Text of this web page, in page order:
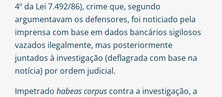
4º da Lei 7.492/86), crime que, segundo
argumentavam os defensores, foi noticiado pela
imprensa com base em dados bancários sigilosos
vazados ilegalmente, mas posteriormente
juntados à investigação (deflagrada com base na
notícia) por ordem judicial.
Impetrado habeas corpus contra a investigação, a